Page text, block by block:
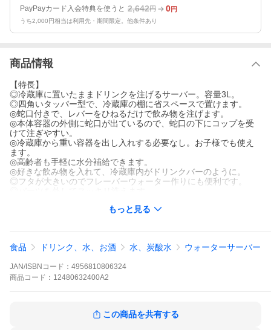
PayPayカード入会特典を使うと 2,642円 0円
うち2,000円相当は利用先・期間限定。他条件あり
商品情報
【特長】
◎冷蔵庫に置いたままドリンクを注げるサーバー。容量3L。
◎四角いタッパー型で、冷蔵庫の棚に省スペースで置けます。
◎蛇口付きで、レバーをひねるだけで飲み物を注げます。
◎本体容器の外側に蛇口が出ているので、蛇口の下にコップを受
けて注ぎやすい。
◎冷蔵庫から重い容器を出し入れする必要なし。お子様でも使え
ます。
◎高齢者も手軽に水分補給できます。
◎好きな飲み物を入れて、冷蔵庫内がドリンクバーのように。
◎フタが大きいのでフレーバーウォーター作りにも便利です。
サイズ：148×245×135mm (蛇口を含む) ※蛇口を含まない容器部
耐冷・耐熱温度：本体／-20度・90度、フタ／-20度・90度、蛇口
／-20度・90度
材質：本体／ポリプロピレン、フタ／ポリプロピレン、蛇口／ポ
リプロピレン、蛇口内部バネ／ステンレス鋼、パッキン・キャッ
もっと見る
食品 ドリンク、水、お酒 水、炭酸水 ウォーターサーバー
JAN/ISBNコード： 4956810806324
商品 コード： 12480632400A2
この商品を共有する